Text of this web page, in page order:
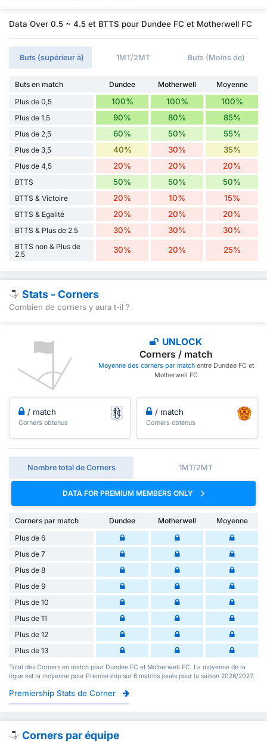
Data Over 0.5 ~ 4.5 et BTTS pour Dundee FC et Motherwell FC
Buts (supérieur à) 1MT/2MT Buts (Moins de)
Buts en match Dundee Motherwell
Moyenne
Plus de 0,5
100% 100% 100%
Plus de 1,5 90% 80% 85%
Plus de 2,5 60% 50% 55%
Plus de 3,5 40% 30% 35%
Plus de 4,5 20% 20% 20%
BTTS 50% 50% 50%
BTTS & Victoire 20% 10% 15%
BTTS & Egalité 20% 20% 20%
BTTS & Plus de 2.5 30% 30% 30%
BTTS non & Plus de
2.5
30% 20% 25%
Stats - Corners
Combien de corners y aura t-il ?
UNLOCK
Corners / match
Moyenne des corners par matchentre Dundee FC et
Motherwell FC
/ match
Corners obtenus
/ match
Corners obtenus
Nombre total de Corners 1MT/2MT
DATA FOR PREMIUM MEMBERS ONLY
Corners par match Dundee Motherwell
Moyenne
Plus de 6
Plus de 7
Plus de 8
Plus de 9
Plus de 10
Plus de 11
Plus de 12
Plus de 13
Total des Corners en match pour Dundee FC et Motherwell FC. La moyenne de la
ligue est la moyenne pour Premiership sur 6 matchs joués pour la saison 2026/2027.
Premiership Stats de Corner
Corners par équipe